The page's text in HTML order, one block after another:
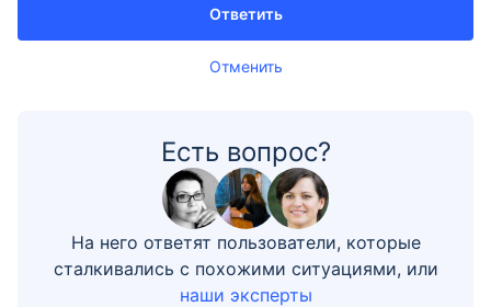
Отменить
Ответить
Есть вопрос?
На него ответят пользователи, которые
сталкивались с похожими ситуациями, или
наши эксперты